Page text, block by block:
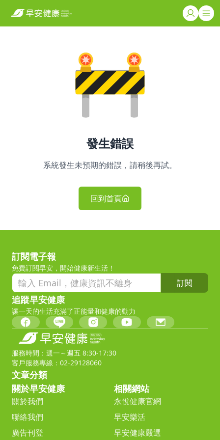
發生錯誤
系統發生未預期的錯誤，請稍後再試。
回到首頁
訂閱電子報
免費訂閱早安，開始健康新生活！
訂閱
追蹤早安健康
讓一天的生活充滿了正能量和健康的動力
服務時間：週一～週五 8:30-17:30
客戶服務專線：02-29128060
文章分類
關於早安健康
關於我們
聯絡我們
廣告刊登
相關網站
永悅健康官網
早安樂活
早安健康嚴選